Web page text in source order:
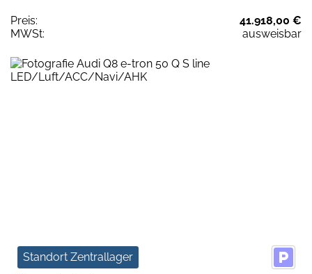
Preis:
41.918,00 €
MWSt:
ausweisbar
Standort Zentrallager